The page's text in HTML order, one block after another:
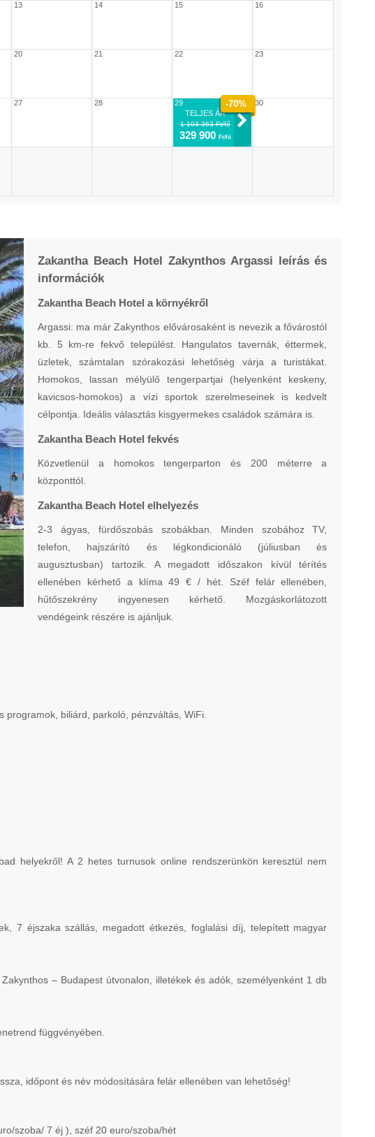
13 14 15 16
20 21 22 23
27 28
29
TELJES ÁR
1 104 363 Ft/fő
329 900Ft/fő
-70% 30
Zakantha Beach Hotel Zakynthos Argassi leírás és
információk
Zakantha Beach Hotel a környékről
Argassi: ma már Zakynthos elővárosaként is nevezik a fővárostól
kb. 5 km-re fekvő települést. Hangulatos tavernák, éttermek,
üzletek, számtalan szórakozási lehetőség várja a turistákat.
Homokos, lassan mélyülő tengerpartjai (helyenként keskeny,
kavicsos-homokos) a vízi sportok szerelmeseinek is kedvelt
célpontja. Ideális választás kisgyermekes családok számára is.
Zakantha Beach Hotel fekvés
Közvetlenül a homokos tengerparton és 200 méterre a
központtól.
Zakantha Beach Hotel elhelyezés
2-3 ágyas, fürdőszobás szobákban. Minden szobához TV,
telefon, hajszárító és légkondicionáló (júliusban és
augusztusban) tartozik. A megadott időszakon kívül térítés
ellenében kérhető a klíma 49 € / hét. Széf felár ellenében,
hűtőszekrény ingyenesen kérhető. Mozgáskorlátozott
vendégeink részére is ajánljuk.
programok, biliárd, parkoló, pénzváltás, WiFi.
helyekről! A 2 hetes turnusok online rendszerünkön keresztül nem
7 éjszaka szállás, megadott étkezés, foglalási díj, telepített magyar
– Budapest útvonalon, illetékek és adók, személyenként 1 db
függvényében.
időpont és név módosítására felár ellenében van lehetőség!
szoba/ 7 éj ), széf 20 euro/szoba/hét